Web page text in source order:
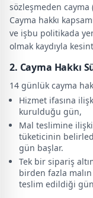
sözleşmeden
Cayma hakkı
ve işbu politikada
olmak kaydıyla
2. Cayma Hakkı
14 günlük cayma
Hizmet ifasına
kurulduğu gün,
Mal teslimine
tüketicinin
gün başlar.
Tek bir sipariş
birden fazla
teslim edildiği